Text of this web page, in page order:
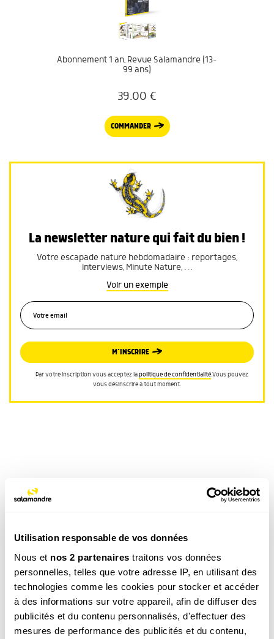
Utilisation responsable de vos données
Nous et nos 2 partenaires traitons vos données
personnelles, telles que votre adresse IP, en utilisant des
technologies comme les cookies pour stocker et accéder
à des informations sur votre appareil, afin de diffuser des
publicités et du contenu personnalisés, d'effectuer des
mesures de performance des publicités et du contenu,
Abonnement 1 an, Revue Salamandre (13-
99 ans)
39.00 €
COMMANDER
La newsletter nature qui fait du bien !
Votre escapade nature hebdomadaire : reportages,
interviews, Minute Nature, …
Voir un exemple
M’INSCRIRE
Par votre inscription vous acceptez lapolitique de confidentialité.Vous pouvez
vous désinscrire à tout moment.
CATÉGORIE
Ces produits pourraient vous
intéresser